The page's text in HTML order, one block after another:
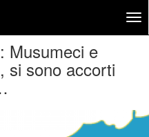
Musumeci e
si sono accorti